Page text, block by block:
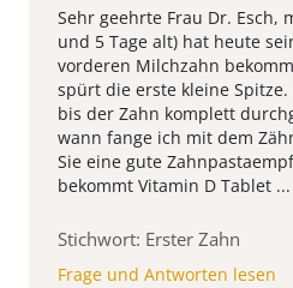
Sehr geehrte Frau Dr. Esch,
und 5 Tage alt) hat heute
vorderen Milchzahn
spürt die erste kleine
bis der Zahn komplett
wann fange ich mit dem
Sie eine gute
bekommt Vitamin D Tablet ...
Stichwort: Erster Zahn
Frage und Antworten lesen